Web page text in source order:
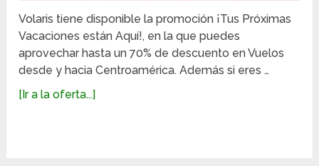
Volaris tiene disponible la promoción ¡Tus Próximas
Vacaciones están Aquí!, en la que puedes
aprovechar hasta un 70% de descuento en Vuelos
desde y hacia Centroamérica. Además si eres …
[Ir a la oferta...]